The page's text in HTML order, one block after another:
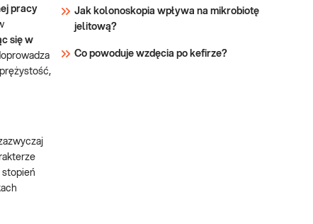
pracy
się w
stopień
Jak kolonoskopia wpływa na mikrobiotę
jelitową?
Co powoduje wzdęcia po kefirze?